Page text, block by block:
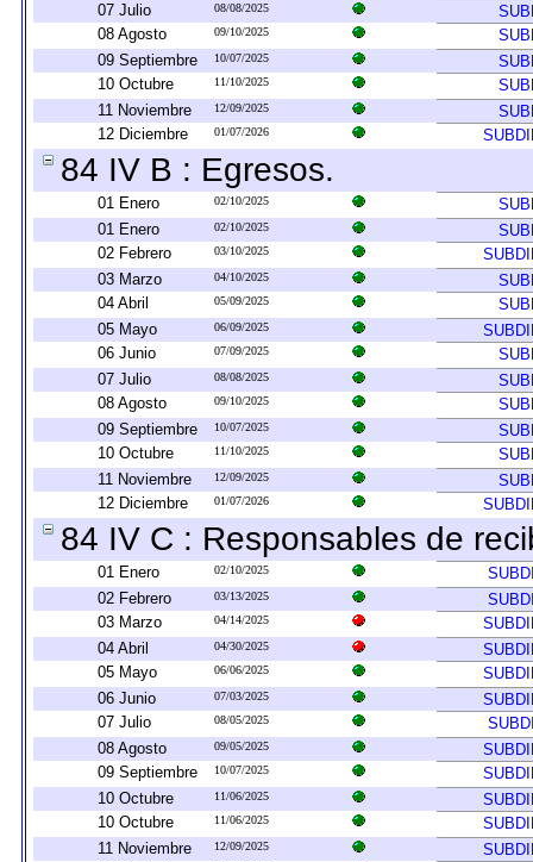
07 Julio
08/08/2025
08 Agosto
09/10/2025
09 Septiembre
10/07/2025
10 Octubre
11/10/2025
11 Noviembre
12/09/2025
12 Diciembre
01/07/2026
84 IV B : Egresos.
01 Enero 02/10/2025
01 Enero
02/10/2025
02 Febrero
03/10/2025
03 Marzo
04/10/2025
04 Abril
05/09/2025
05 Mayo
06/09/2025
06 Junio
07/09/2025
07 Julio
08/08/2025
08 Agosto
09/10/2025
09 Septiembre
10/07/2025
10 Octubre
11/10/2025
11 Noviembre
12/09/2025
12 Diciembre
01/07/2026
84 IV C : Responsables de
01 Enero 02/10/2025
02 Febrero
03/13/2025
03 Marzo
04/14/2025
04 Abril
04/30/2025
05 Mayo
06/06/2025
06 Junio
07/03/2025
07 Julio
08/05/2025
08 Agosto
09/05/2025
09 Septiembre
10/07/2025
10 Octubre
11/06/2025
10 Octubre
11/06/2025
11 Noviembre
12/09/2025